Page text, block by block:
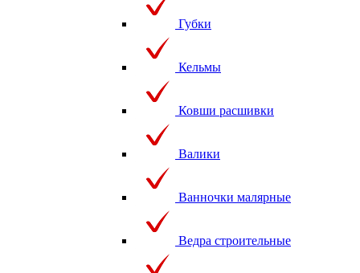
Губки
Кельмы
Ковши расшивки
Валики
Ванночки малярные
Ведра строительные